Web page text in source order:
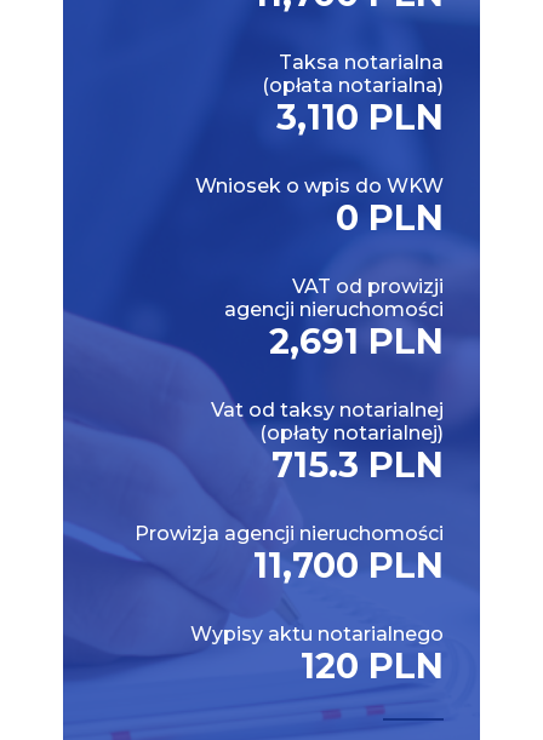
Taksa notarialna
(opłata notarialna)
3,110 PLN
Wniosek o wpis do WKW
0 PLN
VAT od prowizji
agencji nieruchomości
2,691 PLN
Vat od taksy notarialnej
(opłaty notarialnej)
715.3 PLN
Prowizja agencji nieruchomości
11,700 PLN
Wypisy aktu notarialnego
120 PLN